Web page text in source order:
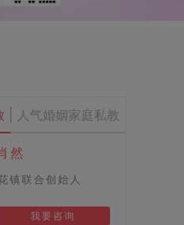
人气婚姻家庭私教
然
镇联合创始人
我要咨询